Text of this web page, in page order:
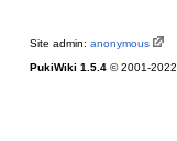
Site admin: anonymous
PukiWiki 1.5.4© 2001-2022